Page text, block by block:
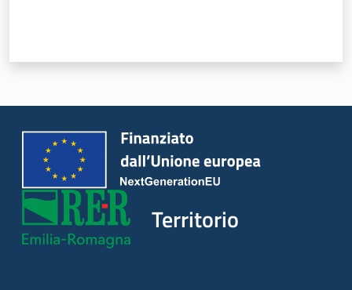
Territorio